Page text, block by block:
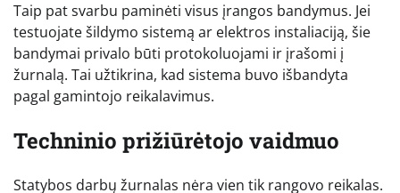
Taip pat svarbu paminėti visus įrangos bandymus. Jei
testuojate šildymo sistemą ar elektros instaliaciją, šie
bandymai privalo būti protokoluojami ir įrašomi į
žurnalą. Tai užtikrina, kad sistema buvo išbandyta
pagal gamintojo reikalavimus.
Techninio prižiūrėtojo vaidmuo
Statybos darbų žurnalas nėra vien tik rangovo reikalas.